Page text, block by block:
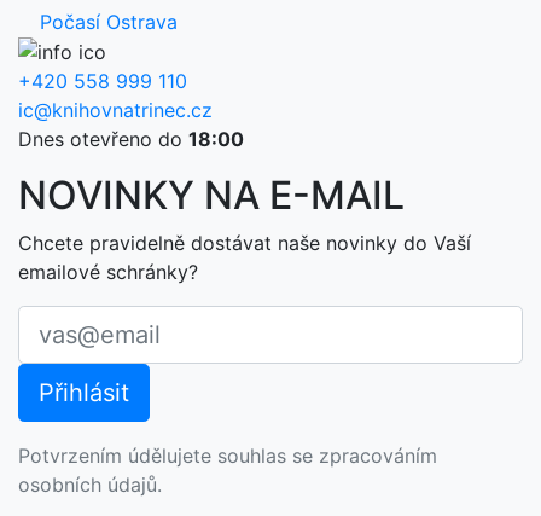
Počasí Ostrava
+420 558 999 110
ic@knihovnatrinec.cz
Dnes otevřeno do 18:00
NOVINKY NA E-MAIL
Chcete pravidelně dostávat naše novinky do Vaší
emailové schránky?
Potvrzením údělujete souhlas se zpracováním
osobních údajů.